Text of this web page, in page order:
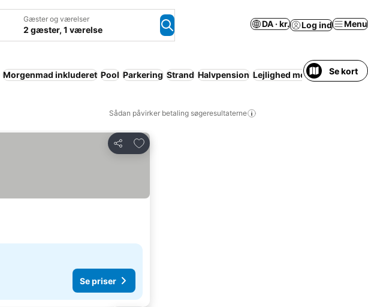
Gæster og værelser
2 gæster, 1 værelse
DA · kr. Log ind Menu
Morgenmad inkluderet Pool Parkering Strand Halvpension Lejlighed med faciliteter
Se kort
Sådan påvirker betaling søgeresultaterne
Del
Føj til favoritter
Se priser